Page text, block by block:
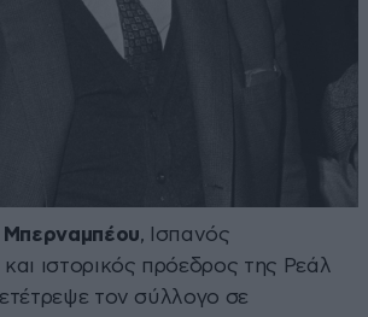
Μπερναμπέου, Ισπανός
ιστορικός πρόεδρος της Ρεάλ
τον σύλλογο σε